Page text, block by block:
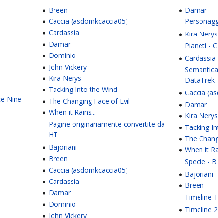
Nine
Breen
Caccia (asdomkcaccia05)
Cardassia
Damar
Dominio
John Vickery
Kira Nerys
Tacking Into the Wind
The Changing Face of Evil
When it Rains...
Pagine originariamente convertite da
HT
Bajoriani
Breen
Caccia (asdomkcaccia05)
Cardassia
Damar
Dominio
John Vickery
Damar
Kira Nerys
Pianeti - C
Cardassia
DataTrek
Caccia
Damar
Kira Nerys
Tacking
The
When it
Specie - B
Bajoriani
Breen
Timeline
Timeline